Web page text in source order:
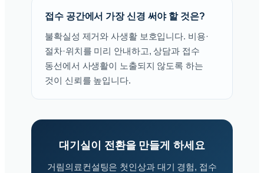
접수 공간에서 가장 신경 써야 할 것은?
불확실성 제거와 사생활 보호입니다. 비용·
절차·위치를 미리 안내하고, 상담과 접수
동선에서 사생활이 노출되지 않도록 하는
것이 신뢰를 높입니다.
대기실이 전환을 만들게 하세요
거림의료컨설팅은 첫인상과 대기 경험, 접수